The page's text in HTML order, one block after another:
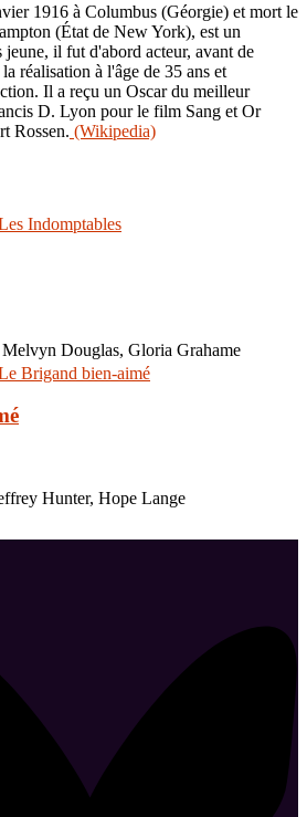
1916 à Columbus (Géorgie) et mort le
(État de New York), est un
jeune, il fut d'abord acteur, avant de
réalisation à l'âge de 35 ans et
Il a reçu un Oscar du meilleur
D. Lyon pour le film Sang et Or
Rossen. (Wikipedia)
Douglas, Gloria Grahame
Hunter, Hope Lange